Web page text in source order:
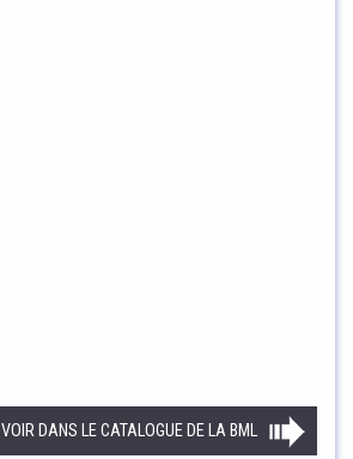
VOIR DANS LE CATALOGUE DE LA BML